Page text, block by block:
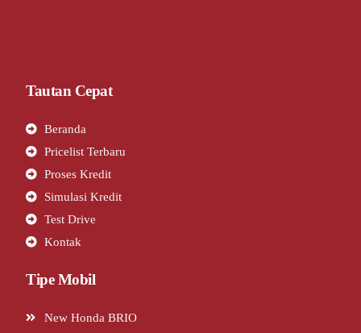
Tautan Cepat
Beranda
Pricelist Terbaru
Proses Kredit
Simulasi Kredit
Test Drive
Kontak
Tipe Mobil
New Honda BRIO